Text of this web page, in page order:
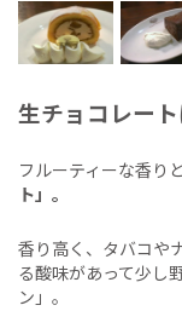
生チョコレート
フルーティーな香り
ト」。
香り高く、タバコや
る酸味があって少し
ン」。